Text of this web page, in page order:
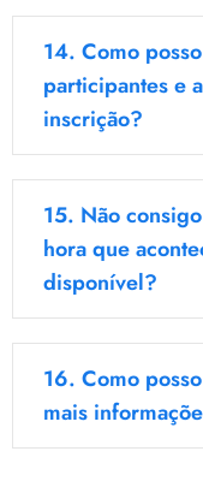
14. Como
participantes e
inscrição?
15. Não
hora que
disponível?
16. Como
mais